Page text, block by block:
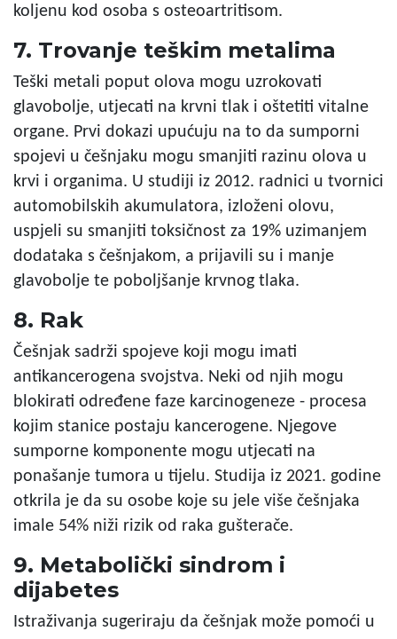
koljenu kod osoba s osteoartritisom.
7. Trovanje teškim metalima
Teški metali poput olova mogu uzrokovati
glavobolje, utjecati na krvni tlak i oštetiti vitalne
organe. Prvi dokazi upućuju na to da sumporni
spojevi u češnjaku mogu smanjiti razinu olova u
krvi i organima. U studiji iz 2012. radnici u tvornici
automobilskih akumulatora, izloženi olovu,
uspjeli su smanjiti toksičnost za 19% uzimanjem
dodataka s češnjakom, a prijavili su i manje
glavobolje te poboljšanje krvnog tlaka.
8. Rak
Češnjak sadrži spojeve koji mogu imati
antikancerogena svojstva. Neki od njih mogu
blokirati određene faze karcinogeneze - procesa
kojim stanice postaju kancerogene. Njegove
sumporne komponente mogu utjecati na
ponašanje tumora u tijelu. Studija iz 2021. godine
otkrila je da su osobe koje su jele više češnjaka
imale 54% niži rizik od raka gušterače.
9. Metabolički sindrom i
dijabetes
Istraživanja sugeriraju da češnjak može pomoći u